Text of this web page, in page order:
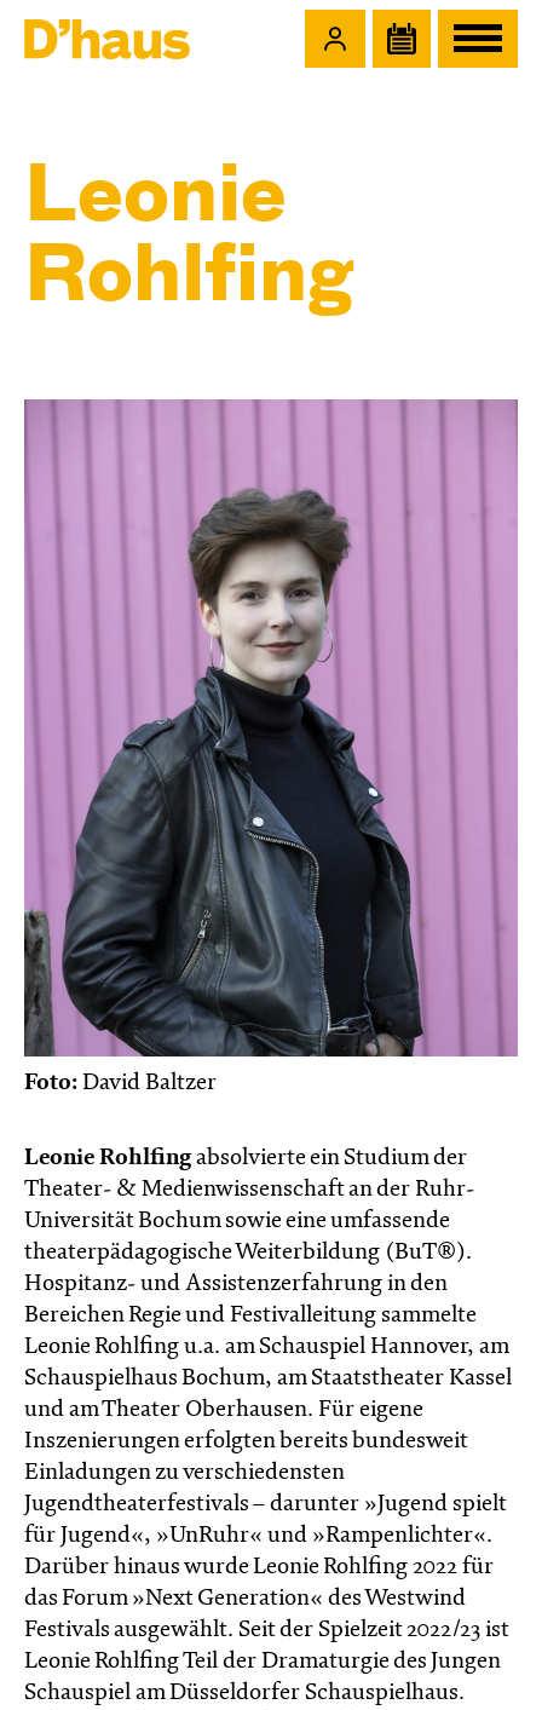
Leonie
Rohlfing
Foto: David Baltzer
Leonie Rohlfingabsolvierte ein Studium der
Theater- & Medienwissenschaft an der Ruhr-
Universität Bochum sowie eine umfassende
theaterpädagogische Weiterbildung (BuT®).
Hospitanz- und Assistenzerfahrung in den
Bereichen Regie und Festivalleitung sammelte
Leonie Rohlfing u.a. am Schauspiel Hannover, am
Schauspielhaus Bochum, am Staatstheater Kassel
und am Theater Oberhausen. Für eigene
Inszenierungen erfolgten bereits bundesweit
Einladungen zu verschiedensten
Jugendtheaterfestivals – darunter »Jugend spielt
für Jugend«, »UnRuhr« und »Rampenlichter«.
Darüber hinaus wurde Leonie Rohlfing 2022 für
das Forum »Next Generation« des Westwind
Festivals ausgewählt. Seit der Spielzeit 2022/23 ist
Leonie Rohlfing Teil der Dramaturgie des Jungen
Schauspiel am Düsseldorfer Schauspielhaus.